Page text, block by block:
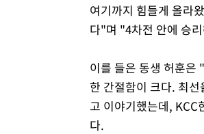
여기까지 힘들게 올라
다"며 "4차전 안에 승
이를 들은 동생 허훈은
한 간절함이 크다. 최
고 이야기했는데, KCC
다.